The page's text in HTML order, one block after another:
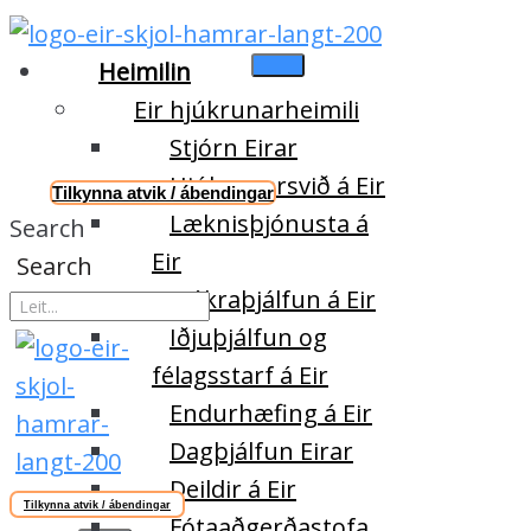
Heimilin
Eir hjúkrunarheimili
Stjórn Eirar
Hjúkrunarsvið á Eir
Læknisþjónusta á
Eir
Sjúkraþjálfun á Eir
Iðjuþjálfun og
félagsstarf á Eir
Endurhæfing á Eir
Dagþjálfun Eirar
Deildir á Eir
Tilkynna atvik / ábendingar
Search
Search
Tilkynna atvik / ábendingar